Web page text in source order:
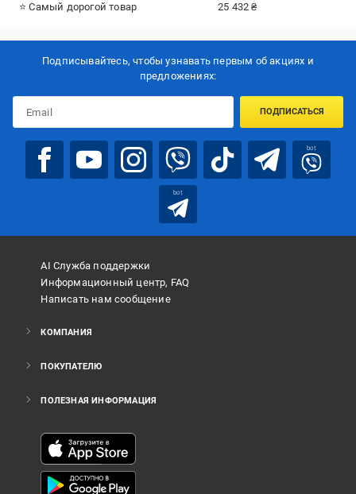
⭐ Самый дорогой товар 25 432 ₴
Подписывайтесь, чтобы узнавать первым об акцияx и
предложениях:
ПОДПИСАТЬСЯ
bot
bot
AI Служба поддержки
Информационный центр, FAQ
Написать нам сообщение
КОМПАНИЯ
ПОКУПАТЕЛЮ
ПОЛЕЗНАЯ ИНФОРМАЦИЯ